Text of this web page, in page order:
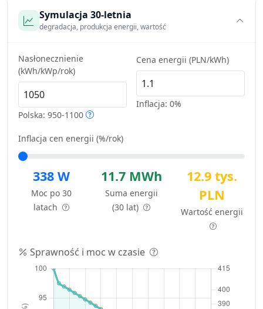
Symulacja 30-letnia
degradacja, produkcja energii, wartość
Nasłonecznienie
(kWh/kWp/rok)
Polska: 950-1100
Cena energii (PLN/kWh)
Inflacja: 0%
Inflacja cen energii (%/rok)
338 W
Moc po 30
latach
11.7 MWh
Suma energii
(30 lat)
12.9 tys.
PLN
Wartość energii
Sprawność i moc w czasie